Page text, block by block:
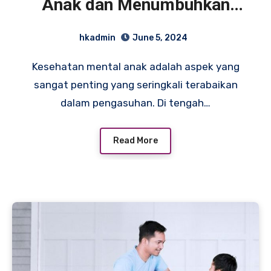
Anak dan Menumbuhkan
hkadmin June 5, 2024
Kesehatan mental anak adalah aspek yang
sangat penting yang seringkali terabaikan
dalam pengasuhan. Di tengah…
Read More